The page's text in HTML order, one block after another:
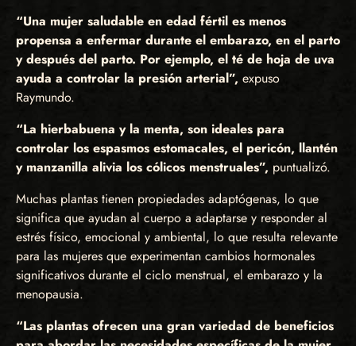
“Una mujer saludable en edad fértil es menos
propensa a enfermar durante el embarazo, en el parto
y después del parto. Por ejemplo, el té de hoja de uva
ayuda a controlar la presión arterial”, expuso
Raymundo.
“La hierbabuena y la menta, son ideales para
controlar los espasmos estomacales, el pericón, llantén
y manzanilla alivia los cólicos menstruales”, puntualizó.
Muchas plantas tienen propiedades adaptógenas, lo que
significa que ayudan al cuerpo a adaptarse y responder al
estrés físico, emocional y ambiental, lo que resulta relevante
para las mujeres que experimentan cambios hormonales
significativos durante el ciclo menstrual, el embarazo y la
menopausia.
“Las plantas ofrecen una gran variedad de beneficios